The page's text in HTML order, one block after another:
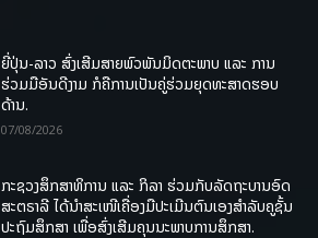
ຍີ່ປຸ່ນ-ລາວ ສົ່ງເສີມສາຍພົວພັນມິດຕະພາບ ແລະ ການ
ຮ່ວມມືອັນດີງາມ ກໍຄືການເປັນຄູ່ຮ່ວມຍຸດທະສາດຮອບ
ດ້ານ.
07/08/2026
ກະຊວງສຶກສາທິການ ແລະ ກິລາ ຮ່ວມກັບລັດຖະບານອົດ
ສະຕຣາລີ ໄດ້ນຳສະເໜີເຄື່ອງມືປະເມີນຕົນເອງສຳລັບຄູຊັ້ນ
ປະຖົມສຶກສາ ເພື່ອສົ່ງເສີມຄຸນນະພາບການສຶກສາ.